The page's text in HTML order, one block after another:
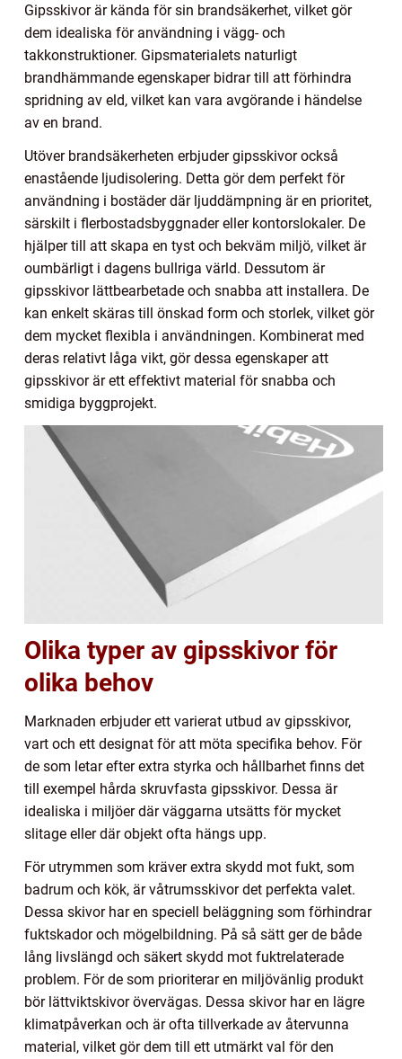
Gipsskivor är kända för sin brandsäkerhet, vilket gör
dem idealiska för användning i vägg- och
takkonstruktioner. Gipsmaterialets naturligt
brandhämmande egenskaper bidrar till att förhindra
spridning av eld, vilket kan vara avgörande i händelse
av en brand.
Utöver brandsäkerheten erbjuder gipsskivor också
enastående ljudisolering. Detta gör dem perfekt för
användning i bostäder där ljuddämpning är en prioritet,
särskilt i flerbostadsbyggnader eller kontorslokaler. De
hjälper till att skapa en tyst och bekväm miljö, vilket är
oumbärligt i dagens bullriga värld. Dessutom är
gipsskivor lättbearbetade och snabba att installera. De
kan enkelt skäras till önskad form och storlek, vilket gör
dem mycket flexibla i användningen. Kombinerat med
deras relativt låga vikt, gör dessa egenskaper att
gipsskivor är ett effektivt material för snabba och
smidiga byggprojekt.
Olika typer av gipsskivor för
olika behov
Marknaden erbjuder ett varierat utbud av gipsskivor,
vart och ett designat för att möta specifika behov. För
de som letar efter extra styrka och hållbarhet finns det
till exempel hårda skruvfasta gipsskivor. Dessa är
idealiska i miljöer där väggarna utsätts för mycket
slitage eller där objekt ofta hängs upp.
För utrymmen som kräver extra skydd mot fukt, som
badrum och kök, är våtrumsskivor det perfekta valet.
Dessa skivor har en speciell beläggning som förhindrar
fuktskador och mögelbildning. På så sätt ger de både
lång livslängd och säkert skydd mot fuktrelaterade
problem. För de som prioriterar en miljövänlig produkt
bör lättviktskivor övervägas. Dessa skivor har en lägre
klimatpåverkan och är ofta tillverkade av återvunna
material, vilket gör dem till ett utmärkt val för den